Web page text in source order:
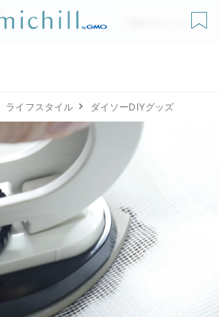
無料ダウンロード
ライフスタイル ダイソーDIYグッズ